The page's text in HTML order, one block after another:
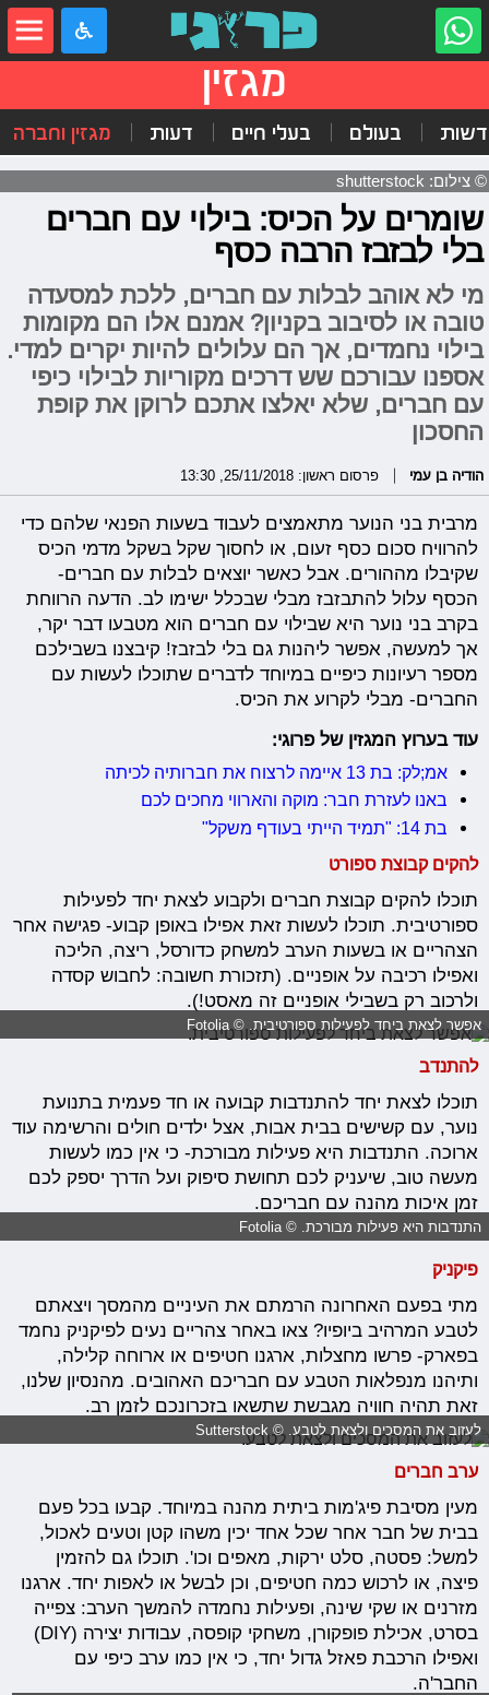
מגזין
בעולם בעלי חיים דעות מגזין וחברה
© צילום: shutterstock
שומרים על הכיס: בילוי עם חברים
בלי לבזבז הרבה כסף
מי לא אוהב לבלות עם חברים, ללכת למסעדה
טובה או לסיבוב בקניון? אמנם אלו הם מקומות
בילוי נחמדים, אך הם עלולים להיות יקרים למדי.
אספנו עבורכם שש דרכים מקוריות לבילוי כיפי
עם חברים, שלא יאלצו אתכם לרוקן את קופת
החסכון
הודיה בן עמי פרסום ראשון: 25/11/2018, 13:30
מרבית בני הנוער מתאמצים לעבוד בשעות הפנאי שלהם כדי
להרוויח סכום כסף זעום, או לחסוך שקל בשקל מדמי הכיס
שקיבלו מההורים. אבל כאשר יוצאים לבלות עם חברים-
הכסף עלול להתבזבז מבלי שבכלל ישימו לב. הדעה הרווחת
בקרב בני נוער היא שבילוי עם חברים הוא מטבעו דבר יקר,
אך למעשה, אפשר ליהנות גם בלי לבזבז! קיבצנו בשבילכם
מספר רעיונות כיפיים במיוחד לדברים שתוכלו לעשות עם
החברים- מבלי לקרוע את הכיס.
עוד בערוץ המגזין של פרוגי:
אמ;לק: בת 13 איימה לרצוח את חברותיה לכיתה
באנו לעזרת חבר: מוקה והארווי מחכים לכם
בת 14: "תמיד הייתי בעודף משקל"
להקים קבוצת ספורט
תוכלו להקים קבוצת חברים ולקבוע לצאת יחד לפעילות
ספורטיבית. תוכלו לעשות זאת אפילו באופן קבוע- פגישה אחר
הצהריים או בשעות הערב למשחק כדורסל, ריצה, הליכה
ואפילו רכיבה על אופניים. (תזכורת חשובה: לחבוש קסדה
ולרכוב רק בשבילי אופניים זה מאסט!).
אפשר לצאת ביחד לפעילות ספורטיבית. © Fotolia
להתנדב
תוכלו לצאת יחד להתנדבות קבועה או חד פעמית בתנועת
נוער, עם קשישים בבית אבות, אצל ילדים חולים והרשימה עוד
ארוכה. התנדבות היא פעילות מבורכת- כי אין כמו לעשות
מעשה טוב, שיעניק לכם תחושת סיפוק ועל הדרך יספק לכם
זמן איכות מהנה עם חבריכם.
התנדבות היא פעילות מבורכת. © Fotolia
פיקניק
מתי בפעם האחרונה הרמתם את העיניים מהמסך ויצאתם
לטבע המרהיב ביופיו? צאו באחר צהריים נעים לפיקניק נחמד
בפארק- פרשו מחצלות, ארגנו חטיפים או ארוחה קלילה,
ותיהנו מנפלאות הטבע עם חבריכם האהובים. מהנסיון שלנו,
זאת תהיה חוויה מגבשת שתשאו בזכרונכם לזמן רב.
לעזוב את המסכים ולצאת לטבע. © Sutterstock
ערב חברים
מעין מסיבת פיג'מות ביתית מהנה במיוחד. קבעו בכל פעם
בבית של חבר אחר שכל אחד יכין משהו קטן וטעים לאכול,
למשל: פסטה, סלט ירקות, מאפים וכו'. תוכלו גם להזמין
פיצה, או לרכוש כמה חטיפים, וכן לבשל או לאפות יחד. ארגנו
מזרנים או שקי שינה, ופעילות נחמדה להמשך הערב: צפייה
בסרט, אכילת פופקורן, משחקי קופסה, עבודות יצירה (DIY)
ואפילו הרכבת פאזל גדול יחד, כי אין כמו ערב כיפי עם
החבר'ה.